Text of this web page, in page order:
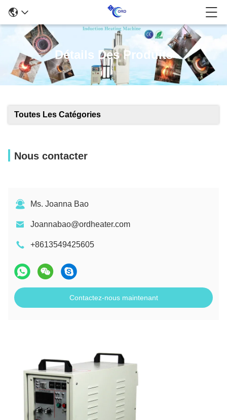
Détails Des Produits
Toutes Les Catégories
Nous contacter
Ms. Joanna Bao
Joannabao@ordheater.com
+8613549425605
Contactez-nous maintenant